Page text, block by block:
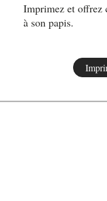
Imprimez et offrez
à son papis.